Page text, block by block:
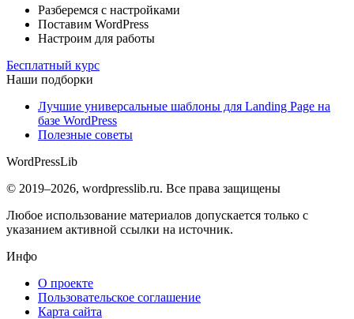
Разберемся с настройками
Поставим WordPress
Настроим для работы
Бесплатный курс
Наши подборки
Лучшие универсальные шаблоны для Landing Page на
базе WordPress
Полезные советы
WordPressLib
© 2019–2026, wordpresslib.ru. Все права защищены
Любое использование материалов допускается только с
указанием активной ссылки на источник.
Инфо
О проекте
Пользовательское соглашение
Карта сайта